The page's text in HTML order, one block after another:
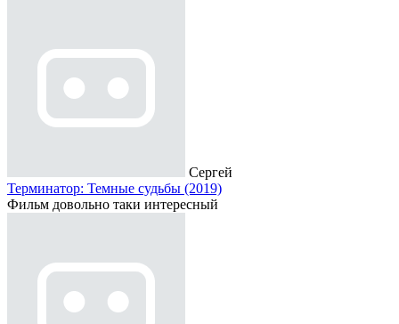
Сергей
Терминатор: Темные судьбы (2019)
Фильм довольно таки интересный